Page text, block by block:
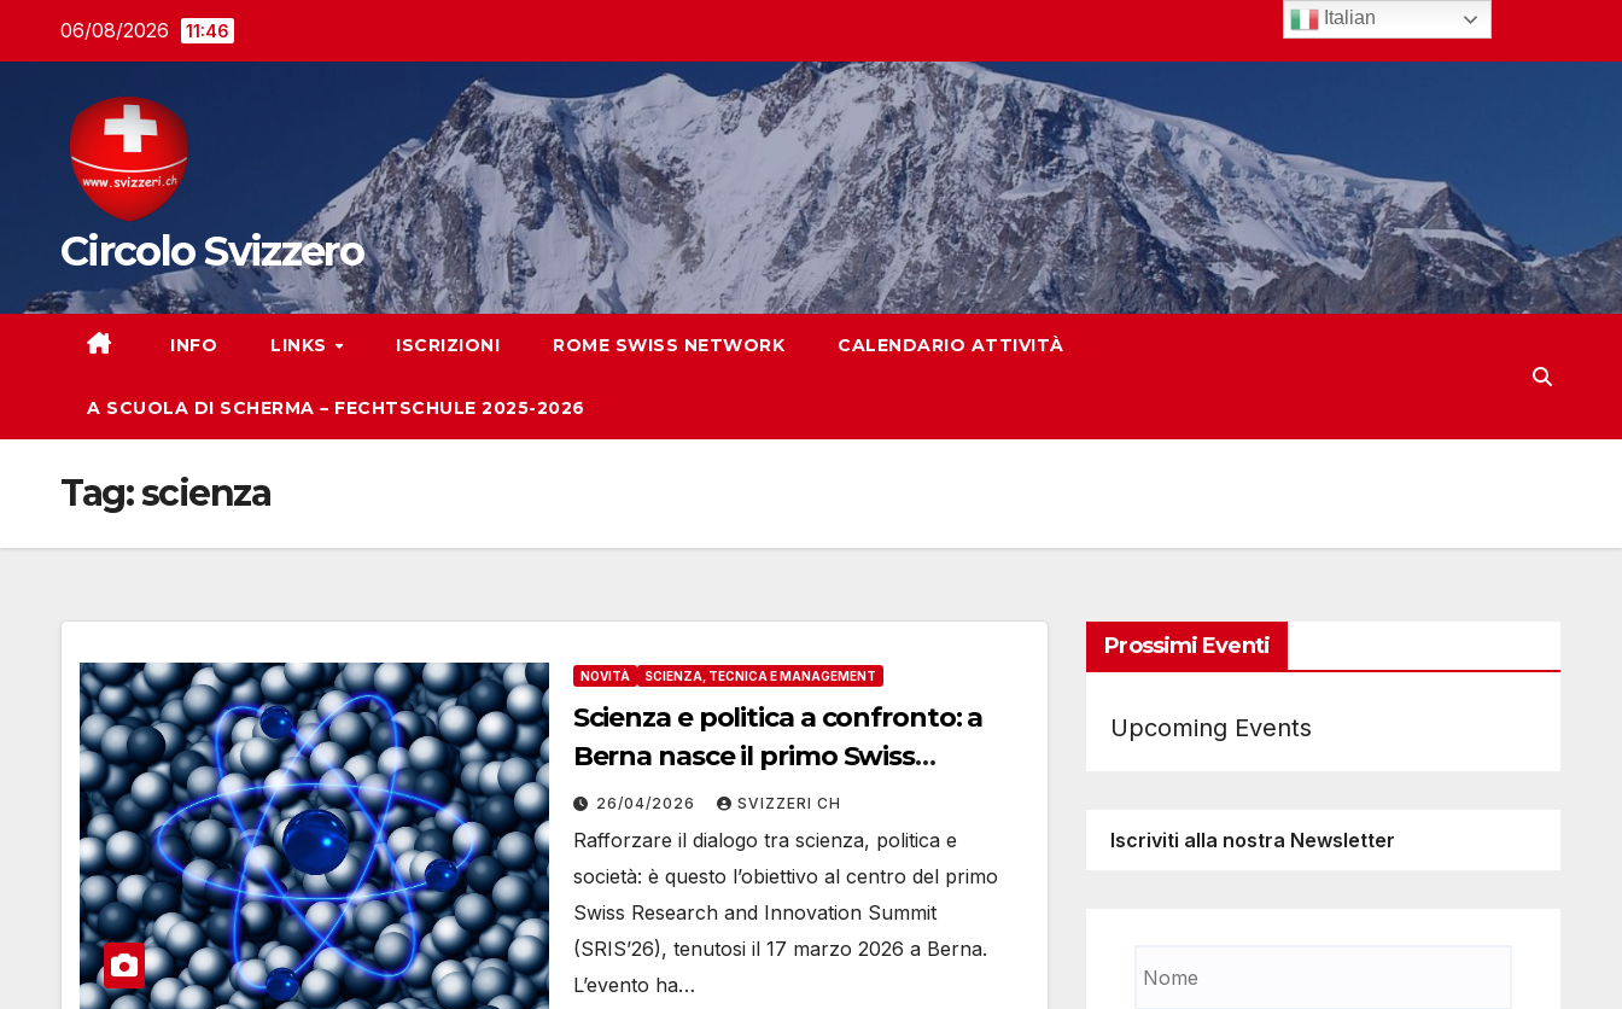
06/08/2026 11:46
Circolo Svizzero
INFO LINKS ISCRIZIONI ROME SWISS NETWORK CALENDARIO ATTIVITÀ
A SCUOLA DI SCHERMA – FECHTSCHULE 2025-2026
Tag:scienza
NOVITÀ SCIENZA, TECNICA E MANAGEMENT
Scienza e politica a confronto: a
Berna nasce il primo Swiss
Research and Innovation Summit
26/04/2026 SVIZZERI CH
Rafforzare il dialogo tra scienza, politica e
società: è questo l’obiettivo al centro del primo
Swiss Research and Innovation Summit
(SRIS’26), tenutosi il 17 marzo 2026 a Berna.
L’evento ha…
Prossimi Eventi
Upcoming Events
Iscriviti alla nostra Newsletter
Italian